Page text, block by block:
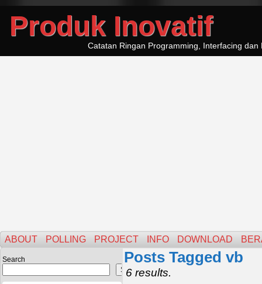
Produk Inovatif
Catatan Ringan Programming, Interfacing dan
ABOUT POLLING PROJECT INFO DOWNLOAD
Search
Search
Posts Tagged vb
6 results.